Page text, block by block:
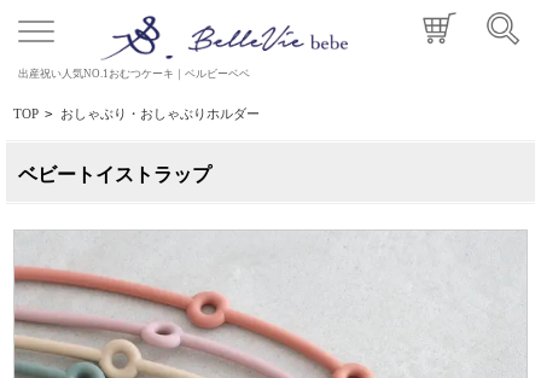
出産祝い人気NO.1おむつケーキ｜ベルビーベベ
TOP > おしゃぶり・おしゃぶりホルダー
ベビートイストラップ